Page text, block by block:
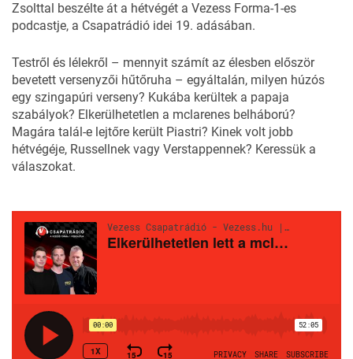
Zsolttal beszélte át a hétvégét a Vezess Forma-1-es
podcastje, a Csapatrádió idei 19. adásában.
Testről és lélekről – mennyit számít az élesben először
bevetett versenyzői hűtőruha – egyáltalán, milyen húzós
egy szingapúri verseny? Kukába kerültek a papaja
szabályok? Elkerülhetetlen a mclarenes belháború?
Magára talál-e lejtőre került Piastri? Kinek volt jobb
hétvégéje, Russellnek vagy Verstappennek? Keressük a
válaszokat.